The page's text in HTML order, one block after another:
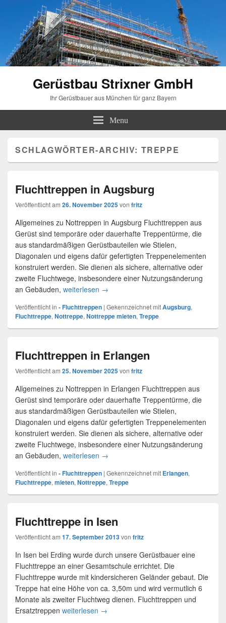
Gerüstbau Strixner GmbH
Ihr Gerüstbauer aus München für ganz Bayern
Menu
SCHLAGWÖRTER-ARCHIV: TREPPE
Fluchttreppen in Augsburg
Veröffentlicht am 26. November 2025von fritz
Allgemeines zu Nottreppen in Augsburg Fluchttreppen aus
Gerüst sind temporäre oder dauerhafte Treppentürme, die
aus standardmäßigen Gerüstbauteilen wie Stielen,
Diagonalen und eigens dafür gefertigten Treppenelementen
konstruiert werden. Sie dienen als sichere, alternative oder
zweite Fluchtwege, insbesondere einer Nutzungsänderung
an Gebäuden, weiterlesen Fluchttreppen in Augsburg
→
Veröffentlicht in - Fluchttreppen | Gekennzeichnet mitAugsburg,
Fluchttreppe, Nottreppe, Nottreppe mieten, Treppe
Fluchttreppen in Erlangen
Veröffentlicht am 25. November 2025von fritz
Allgemeines zu Nottreppen in Erlangen Fluchttreppen aus
Gerüst sind temporäre oder dauerhafte Treppentürme, die
aus standardmäßigen Gerüstbauteilen wie Stielen,
Diagonalen und eigens dafür gefertigten Treppenelementen
konstruiert werden. Sie dienen als sichere, alternative oder
zweite Fluchtwege, insbesondere einer Nutzungsänderung
an Gebäuden, weiterlesen Fluchttreppen in Erlangen
→
Veröffentlicht in - Fluchttreppen | Gekennzeichnet mit Erlangen,
Fluchttreppe, mieten, Nottreppe, Treppe
Fluchttreppe in Isen
Veröffentlicht am 17. September 2013von fritz
In Isen bei Erding wurde durch unsere Gerüstbauer eine
Fluchttreppe an einer Gesamtschule errichtet. Die
Fluchttreppe wurde mit kindersicheren Geländer gebaut. Die
Treppe hat eine Höhe von ca. 3,50m und wird vermutlich 6
Monate als zweiter Fluchtweg dienen. Fluchttreppen und
Ersatztreppen weiterlesen Fluchttreppe in Isen
→